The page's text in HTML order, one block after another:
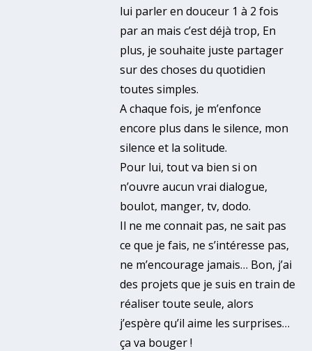
lui parler en douceur 1 à 2 fois
par an mais c’est déjà trop, En
plus, je souhaite juste partager
sur des choses du quotidien
toutes simples.
A chaque fois, je m’enfonce
encore plus dans le silence, mon
silence et la solitude.
Pour lui, tout va bien si on
n’ouvre aucun vrai dialogue,
boulot, manger, tv, dodo.
Il ne me connait pas, ne sait pas
ce que je fais, ne s’intéresse pas,
ne m’encourage jamais… Bon, j’ai
des projets que je suis en train de
réaliser toute seule, alors
j’espère qu’il aime les surprises…
ça va bouger !